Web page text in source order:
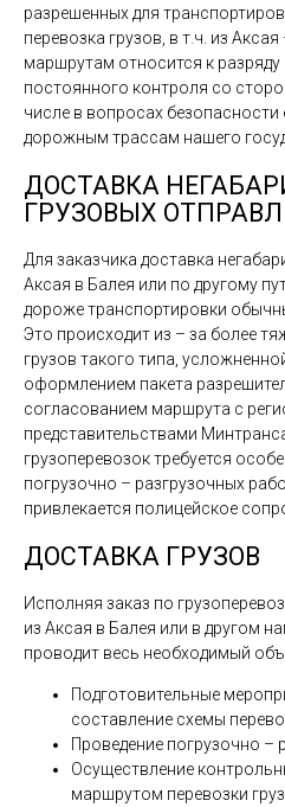
разрешенных для
перевозка грузов, в т.ч. из
маршрутам относится к
постоянного контроля со
числе в вопросах
дорожным трассам нашего
ДОСТАВКА
ГРУЗОВЫХ
Для заказчика доставка
Аксая в Балея или по другому
дороже транспортировки
Это происходит из – за более
грузов такого типа,
оформлением пакета
согласованием маршрута с
представительствами
грузоперевозок требуется
погрузочно – разгрузочных
привлекается полицейское
ДОСТАВКА ГРУЗОВ
Исполняя заказ по
из Аксая в Балея или в другом
проводит весь необходимый
Подготовительные
составление схемы
Проведение погрузочно –
Осуществление
маршрутом перевозки